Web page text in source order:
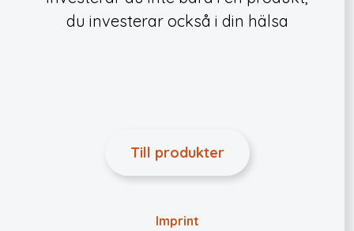
du investerar också i din hälsa
Till produkter
Imprint